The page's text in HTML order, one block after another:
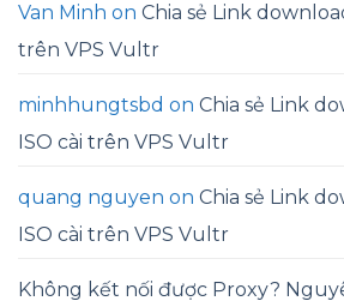
Van Minh on Chia sẻ Link
trên VPS Vultr
minhhungtsbd on Chia sẻ Link
ISO cài trên VPS Vultr
quang nguyen on Chia sẻ Link
ISO cài trên VPS Vultr
Không kết nối được Proxy?